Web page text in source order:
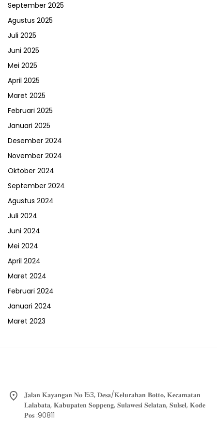
September 2025
Agustus 2025
Juli 2025
Juni 2025
Mei 2025
April 2025
Maret 2025
Februari 2025
Januari 2025
Desember 2024
November 2024
Oktober 2024
September 2024
Agustus 2024
Juli 2024
Juni 2024
Mei 2024
April 2024
Maret 2024
Februari 2024
Januari 2024
Maret 2023
𝐉𝐚𝐥𝐚𝐧 𝐊𝐚𝐲𝐚𝐧𝐠𝐚𝐧 𝐍𝐨 153, 𝐃𝐞𝐬𝐚/𝐊𝐞𝐥𝐮𝐫𝐚𝐡𝐚𝐧 𝐁𝐨𝐭𝐭𝐨, 𝐊𝐞𝐜𝐚𝐦𝐚𝐭𝐚𝐧
𝐋𝐚𝐥𝐚𝐛𝐚𝐭𝐚, 𝐊𝐚𝐛𝐮𝐩𝐚𝐭𝐞𝐧 𝐒𝐨𝐩𝐩𝐞𝐧𝐠, 𝐒𝐮𝐥𝐚𝐰𝐞𝐬𝐢 𝐒𝐞𝐥𝐚𝐭𝐚𝐧, 𝐒𝐮𝐥𝐬𝐞𝐥, 𝐊𝐨𝐝𝐞
𝐏𝐨𝐬 :90811